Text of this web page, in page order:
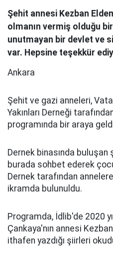
Şehit annesi Kezban
olmanın vermiş olduğu
unutmayan bir devlet ve
var. Hepsine teşekkür
Ankara
Şehit ve gazi anneleri,
Yakınları Derneği
programında bir araya
Dernek binasında
burada sohbet ederek
Dernek tarafından
ikramda bulunuldu.
Programda, İdlib'de 2020
Çankaya'nın annesi
ithafen yazdığı şiirleri